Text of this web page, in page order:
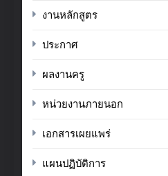
งานหลักสูตร
ประกาศ
ผลงานครู
หน่วยงานภายนอก
เอกสารเผยแพร่
แผนปฏิบัติการ